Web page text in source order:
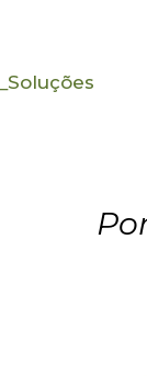
Soluções